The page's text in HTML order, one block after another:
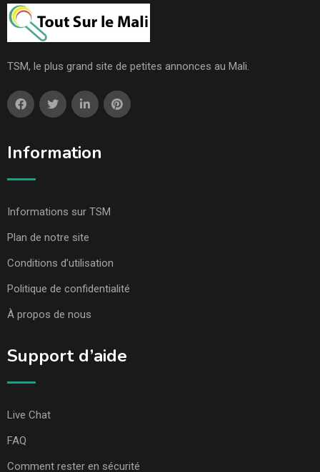
TSM, le plus grand site de petites annonces au Mali.
Information
Informations sur TSM
Plan de notre site
Conditions d’utilisation
Politique de confidentialité
À propos de nous
Support d’aide
Live Chat
FAQ
Comment rester en sécurité